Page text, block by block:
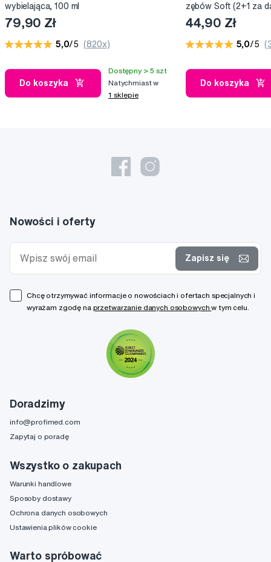
wybielająca, 100 ml
79,90 Zł
5,0/5 (820x)
Do koszyka
Dostępny > 5 szt
Natychmiast w
1 sklepie
zębów Soft (2+1 za
44,90 Zł
5,0/5
Do koszyka
Doradzimy
info@profimed.com
Zapytaj o poradę
Wszystko o zakupach
Warunki handlowe
Sposoby dostawy
Ochrona danych osobowych
Ustawienia plików cookie
Warto spróbować
Nowości i oferty
Zapisz się
Chcę otrzymywać informacje o nowościach i ofertach specjalnych i
wyrażam zgodę na przetwarzanie danych osobowychw tym celu.